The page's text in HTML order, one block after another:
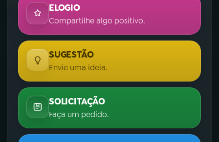
ELOGIO
Compartilhe algo positivo.
SUGESTÃO
Envie uma ideia.
SOLICITAÇÃO
Faça um pedido.